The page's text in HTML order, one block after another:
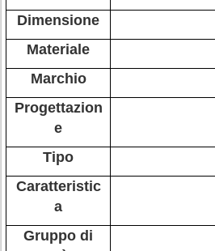
Dimensione
Materiale
Marchio
Progettazion
e
Tipo
Caratteristic
a
Gruppo di